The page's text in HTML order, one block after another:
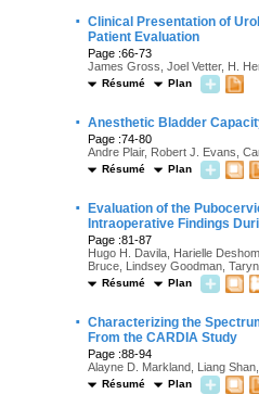
· Clinical Presentation of
Patient Evaluation
Page :66-73
James Gross, Joel Vetter, H.
Résumé Plan
· Anesthetic Bladder
Page :74-80
Andre Plair, Robert J. Evans,
Résumé Plan
·
Evaluation of the
Intraoperative Findings
Page :81-87
Hugo H. Davila, Harielle
Bruce, Lindsey Goodman,
Résumé Plan
· Characterizing the
From the CARDIA Study
Page :88-94
Alayne D. Markland, Liang
Résumé Plan